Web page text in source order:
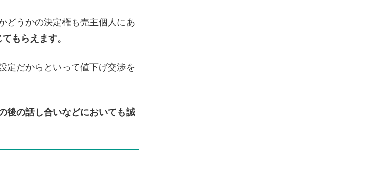
どうかの決定権も売主個人にあ
もらえます。
定だからといって値下げ交渉を
後の話し合いなどにおいても誠